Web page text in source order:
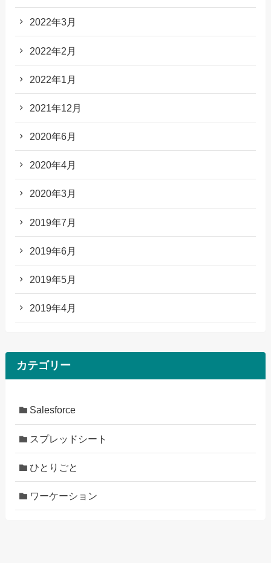
2022年3月
2022年2月
2022年1月
2021年12月
2020年6月
2020年4月
2020年3月
2019年7月
2019年6月
2019年5月
2019年4月
カテゴリー
Salesforce
スプレッドシート
ひとりごと
ワーケーション